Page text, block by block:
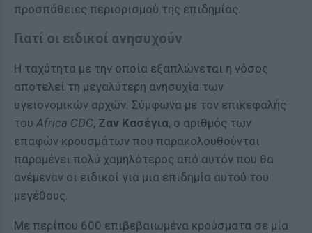
προσπάθειες περιορισμού της επιδημίας.
Γιατί οι ειδικοί ανησυχούν
Η ταχύτητα με την οποία εξαπλώνεται η νόσος
αποτελεί τη μεγαλύτερη ανησυχία των
υγειονομικών αρχών. Σύμφωνα με τον επικεφαλής
του Africa CDC, Ζαν Κασέγια, ο αριθμός των
επαφών κρουσμάτων που παρακολουθούνται
παραμένει πολύ χαμηλότερος από αυτόν που θα
ανέμεναν οι ειδικοί για μια επιδημία αυτού του
μεγέθους.
Με περίπου 600 επιβεβαιωμένα κρούσματα σε μία